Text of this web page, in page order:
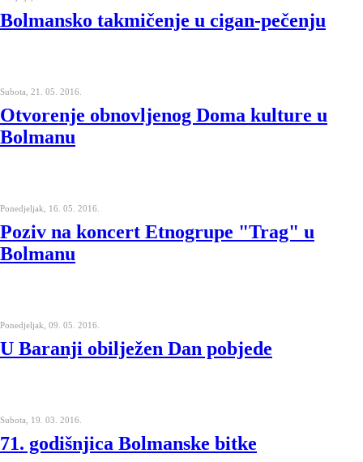
Bolmansko takmičenje u cigan-pečenju
Subota, 21. 05. 2016.
Otvorenje obnovljenog Doma kulture u
Bolmanu
Ponedjeljak, 16. 05. 2016.
Poziv na koncert Etnogrupe "Trag" u
Bolmanu
Ponedjeljak, 09. 05. 2016.
U Baranji obilježen Dan pobjede
Subota, 19. 03. 2016.
71. godišnjica Bolmanske bitke